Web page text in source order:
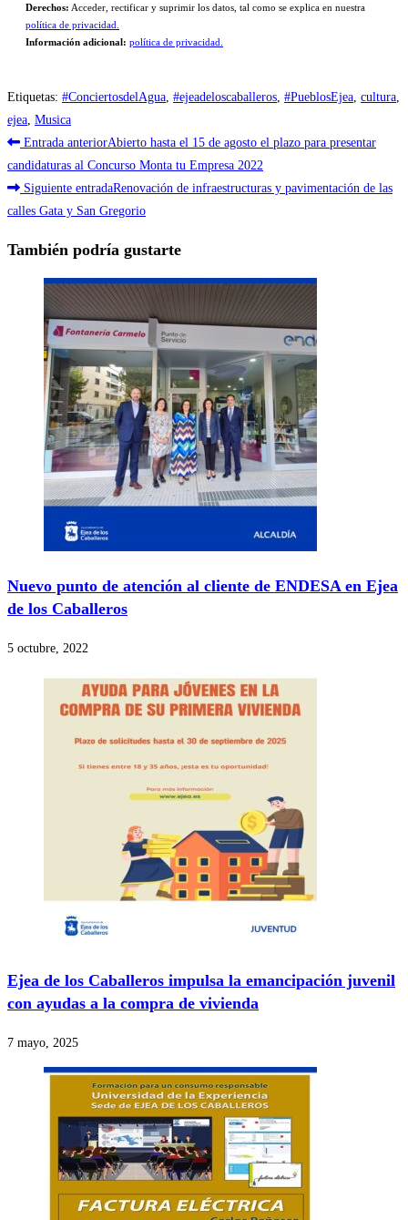
Derechos: Acceder, rectificar y suprimir los datos, tal como se explica en nuestra
política de privacidad.
Información adicional: política de privacidad.
Etiquetas: #ConciertosdelAgua #ejeadeloscaballeros #PueblosEjea cultura
ejea Musica
Leer
más
artículos
Entrada anteriorAbierto hasta el 15 de agosto el plazo para presentar
candidaturas al Concurso Monta tu Empresa 2022
Siguiente entradaRenovación de infraestructuras y pavimentación de las
calles Gata y San Gregorio
También podría gustarte
Nuevo punto de atención al cliente de ENDESA en Ejea
de los Caballeros
5 octubre, 2022
Ejea de los Caballeros impulsa la emancipación juvenil
con ayudas a la compra de vivienda
7 mayo, 2025